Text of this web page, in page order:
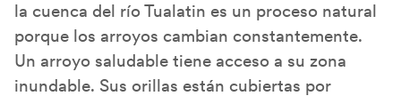
la cuenca del río Tualatin es un proceso natural
porque los arroyos cambian constantemente.
Un arroyo saludable tiene acceso a su zona
inundable. Sus orillas están cubiertas por